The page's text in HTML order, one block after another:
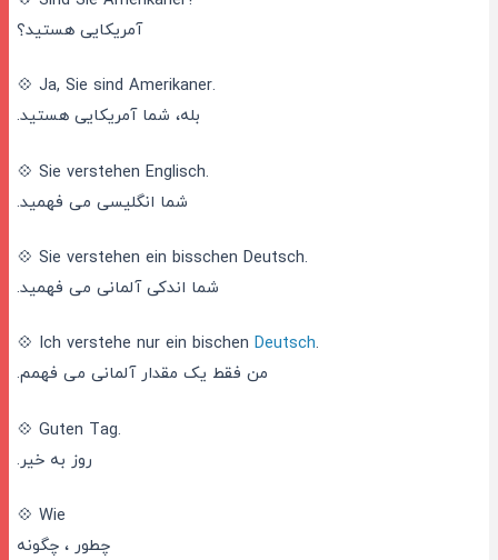
آمریکایی هستید؟
💠 Ja, Sie sind Amerikaner.
بله، شما آمریکایی هستید.
💠 Sie verstehen Englisch.
شما انگلیسی می فهمید.
💠 Sie verstehen ein bisschen Deutsch.
شما اندکی آلمانی می فهمید.
💠 Ich verstehe nur ein bischenDeutsch
من فقط یک مقدار آلمانی می فهمم.
💠 Guten Tag.
روز به خیر.
💠 Wie
چطور ، چگونه